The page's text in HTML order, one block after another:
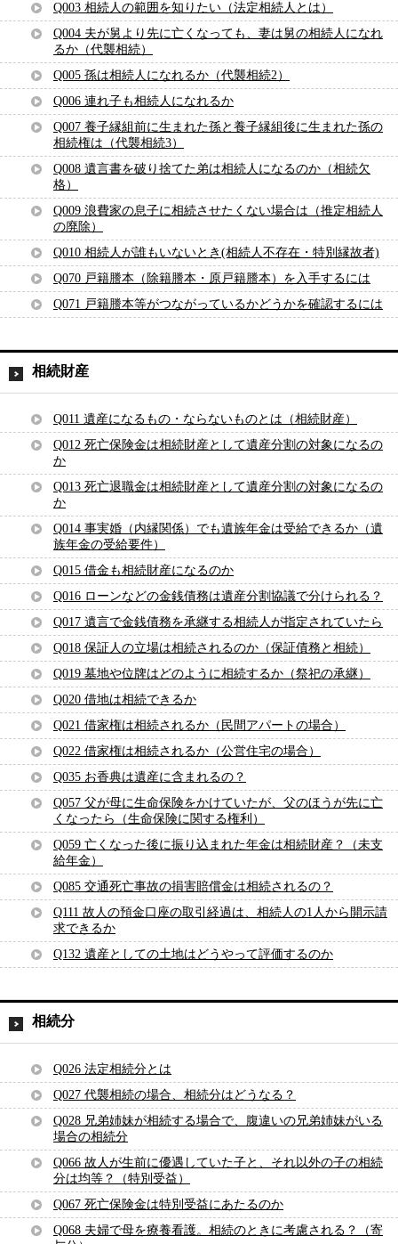
Q003 相続人の範囲を知りたい（法定相続人とは）
Q004 夫が舅より先に亡くなっても、妻は舅の相続人になれ
るか（代襲相続）
Q005 孫は相続人になれるか（代襲相続2）
Q006 連れ子も相続人になれるか
Q007 養子縁組前に生まれた孫と養子縁組後に生まれた孫の
相続権は（代襲相続3）
Q008 遺言書を破り捨てた弟は相続人になるのか（相続欠
格）
Q009 浪費家の息子に相続させたくない場合は（推定相続人
の廃除）
Q010 相続人が誰もいないとき(相続人不存在・特別縁故者)
Q070 戸籍謄本（除籍謄本・原戸籍謄本）を入手するには
Q071 戸籍謄本等がつながっているかどうかを確認するには
相続財産
Q011 遺産になるもの・ならないものとは（相続財産）
Q012 死亡保険金は相続財産として遺産分割の対象になるの
か
Q013 死亡退職金は相続財産として遺産分割の対象になるの
か
Q014 事実婚（内縁関係）でも遺族年金は受給できるか（遺
族年金の受給要件）
Q015 借金も相続財産になるのか
Q016 ローンなどの金銭債務は遺産分割協議で分けられる？
Q017 遺言で金銭債務を承継する相続人が指定されていたら
Q018 保証人の立場は相続されるのか（保証債務と相続）
Q019 墓地や位牌はどのように相続するか（祭祀の承継）
Q020 借地は相続できるか
Q021 借家権は相続されるか（民間アパートの場合）
Q022 借家権は相続されるか（公営住宅の場合）
Q035 お香典は遺産に含まれるの？
Q057 父が母に生命保険をかけていたが、父のほうが先に亡
くなったら（生命保険に関する権利）
Q059 亡くなった後に振り込まれた年金は相続財産？（未支
給年金）
Q085 交通死亡事故の損害賠償金は相続されるの？
Q111 故人の預金口座の取引経過は、相続人の1人から開示請
求できるか
Q132 遺産としての土地はどうやって評価するのか
相続分
Q026 法定相続分とは
Q027 代襲相続の場合、相続分はどうなる？
Q028 兄弟姉妹が相続する場合で、腹違いの兄弟姉妹がいる
場合の相続分
Q066 故人が生前に優遇していた子と、それ以外の子の相続
分は均等？（特別受益）
Q067 死亡保険金は特別受益にあたるのか
Q068 夫婦で母を療養看護。相続のときに考慮される？（寄